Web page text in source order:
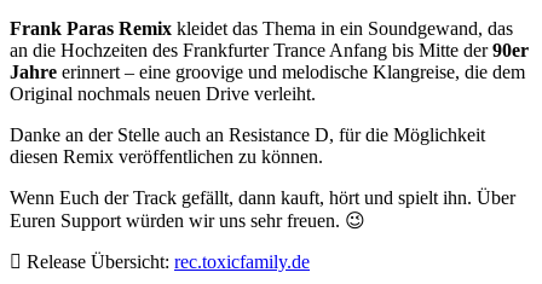
Frank Paras Remix kleidet das Thema in ein Soundgewand, das
an die Hochzeiten des Frankfurter Trance Anfang bis Mitte der90er
Jahre erinnert – eine groovige und melodische Klangreise, die dem
Original nochmals neuen Drive verleiht.
Danke an der Stelle auch an Resistance D, für die Möglichkeit
diesen Remix veröffentlichen zu können.
Wenn Euch der Track gefällt, dann kauft, hört und spielt ihn. Über
Euren Support würden wir uns sehr freuen. 😉
Release Übersicht: rec.toxicfamily.de